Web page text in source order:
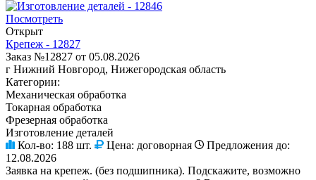
Посмотреть
Открыт
Крепеж - 12827
Заказ №12827 от 05.08.2026
г Нижний Новгород, Нижегородская область
Категории:
Механическая обработка
Токарная обработка
Фрезерная обработка
Изготовление деталей
Кол-во: 188 шт. Цена: договорная
Предложения до:
12.08.2026
Заявка на крепеж. (без подшипника). Подскажите, возможно